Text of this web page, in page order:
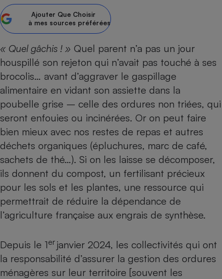
Ajouter Que Choisir
à mes sources préférées
« Quel gâchis ! » Quel parent n’a pas un jour
houspillé son rejeton qui n’avait pas touché à ses
brocolis… avant d’aggraver le gaspillage
alimentaire en vidant son assiette dans la
poubelle grise – celle des ordures non triées, qui
seront enfouies ou incinérées. Or on peut faire
bien mieux avec nos restes de repas et autres
déchets organiques (épluchures, marc de café,
sachets de thé…). Si on les laisse se décomposer,
ils donnent du compost, un fertilisant précieux
pour les sols et les plantes, une ressource qui
permettrait de réduire la dépendance de
l’agriculture française aux engrais de synthèse.
Depuis le 1erjanvier 2024, les collectivités qui ont
la responsabilité d’assurer la gestion des ordures
ménagères sur leur territoire [souvent les
bouteille
Assurance emprunteur
Banque
Lave-linge
Plaque de cuisson à
induction
Téléviseur
Matelas
Radiateur électrique
Antimoustique